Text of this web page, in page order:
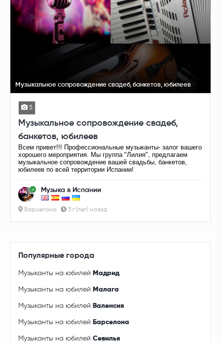
Музыкальное сопровождение свадеб, банкетов, юбилеев
5
Музыкальное сопровождение свадеб,
банкетов, юбилеев
Всем привет!!! Профессиональные музыканты- залог вашего
хорошего мероприятия. Мы группа "Лилия", предлагаем
музыкальное сопровождение вашей свадьбы, банкетов,
юбилеев по всей территории Испании!
Музыка в Испании
Барселона 5 г.(лет) назад
Популярные города
Музыканты на юбилей Мадрид
Музыканты на юбилей Малага
Музыканты на юбилей Валенсия
Музыканты на юбилей Барселона
Музыканты на юбилейСевилья